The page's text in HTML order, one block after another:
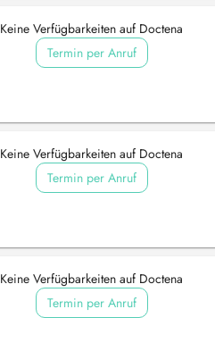
Keine Verfügbarkeiten auf Doctena
Termin per Anruf
Keine Verfügbarkeiten auf Doctena
Termin per Anruf
Keine Verfügbarkeiten auf Doctena
Termin per Anruf